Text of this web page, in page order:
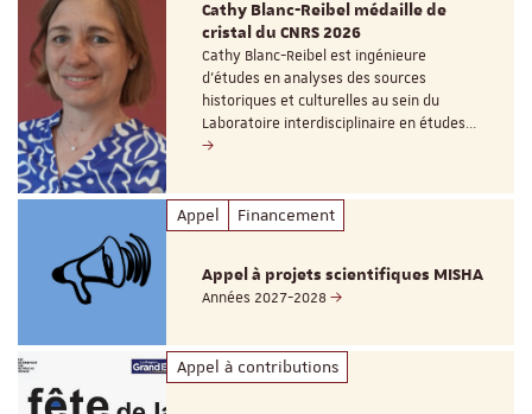
Cathy Blanc-Reibel médaille de
cristal du CNRS 2026
Cathy Blanc-Reibel est ingénieure
d’études en analyses des sources
historiques et culturelles au sein du
Laboratoire interdisciplinaire en études…
Appel Financement
Appel à projets scientifiques MISHA
Années 2027-2028
Appel à contributions